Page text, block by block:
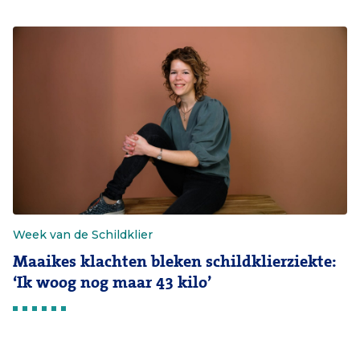
Week van de Schildklier
Maaikes klachten bleken schildklierziekte:
‘Ik woog nog maar 43 kilo’